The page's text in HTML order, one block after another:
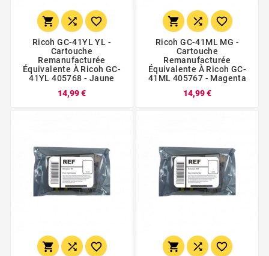
  
Ricoh GC-41YL YL -
Cartouche
Remanufacturée
Équivalente À Ricoh GC-
41YL 405768 - Jaune
14,99 €
  
Ricoh GC-41ML MG -
Cartouche
Remanufacturée
Équivalente À Ricoh GC-
41ML 405767 - Magenta
14,99 €
     